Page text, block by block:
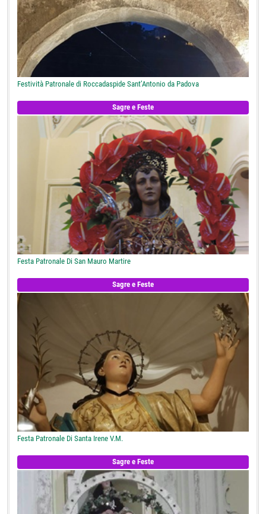
Festività Patronale di Roccadaspide Sant’Antonio da Padova
Sagre e Feste
Festa Patronale Di San Mauro Martire
Sagre e Feste
Festa Patronale Di Santa Irene V.M.
Sagre e Feste